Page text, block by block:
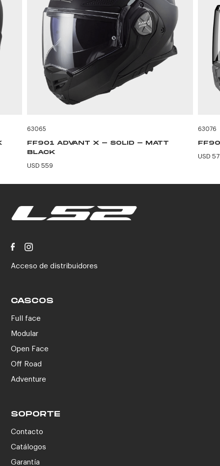
63065
FF901 ADVANT X - SOLID - MATT
BLACK
USD 559
63076
USD
Acceso de distribuidores
CASCOS
Full face
Modular
Open Face
Off Road
Adventure
SOPORTE
Contacto
Catálogos
Garantía